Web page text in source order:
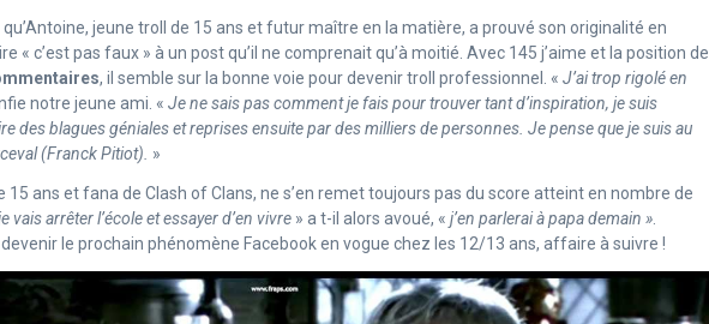
qu’Antoine, jeune troll de 15 ans et futur maître en la matière, a prouvé son originalité en
« c’est pas faux » à un post qu’il ne comprenait qu’à moitié. Avec 145 j’aime et la position de
, il semble sur la bonne voie pour devenir troll professionnel. « J’ai trop rigolé en
notre jeune ami. « Je ne sais pas comment je fais pour trouver tant d’inspiration, je suis
des blagues géniales et reprises ensuite par des milliers de personnes. Je pense que je suis au
(Franck Pitiot). »
15 ans et fana de Clash of Clans, ne s’en remet toujours pas du score atteint en nombre de
vais arrêter l’école et essayer d’en vivre » a t-il alors avoué, « j’en parlerai à papa demain »
le prochain phénomène Facebook en vogue chez les 12/13 ans, affaire à suivre !